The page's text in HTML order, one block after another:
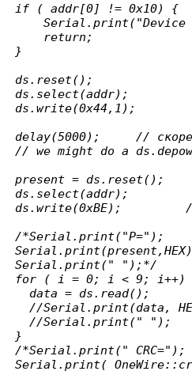
  if ( addr[0] != 0x10) {
      return;
  }
  ds.reset();
  ds.select(addr);
ds.write(0x44,1);
delay(5000);     //
// we might do a
  present = ds.reset();
  ds.select(addr);
ds.write(0xBE);
  /*Serial.print("P=");
  Serial.print(" ");*/
for ( i = 0; i < 9;
    data
= ds.read();
    //Serial.print(data
,
    //Serial.print(" ");
  }
  /*Serial.print(" CRC=");
Serial.print(